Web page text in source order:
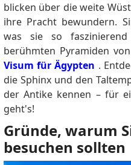
blicken über die weite
ihre Pracht bewundern.
was sie so
berühmten Pyramiden
Visum für Ägypten .
die Sphinx und den
der Antike kennen – für
geht's!
Gründe, warum
besuchen sollten